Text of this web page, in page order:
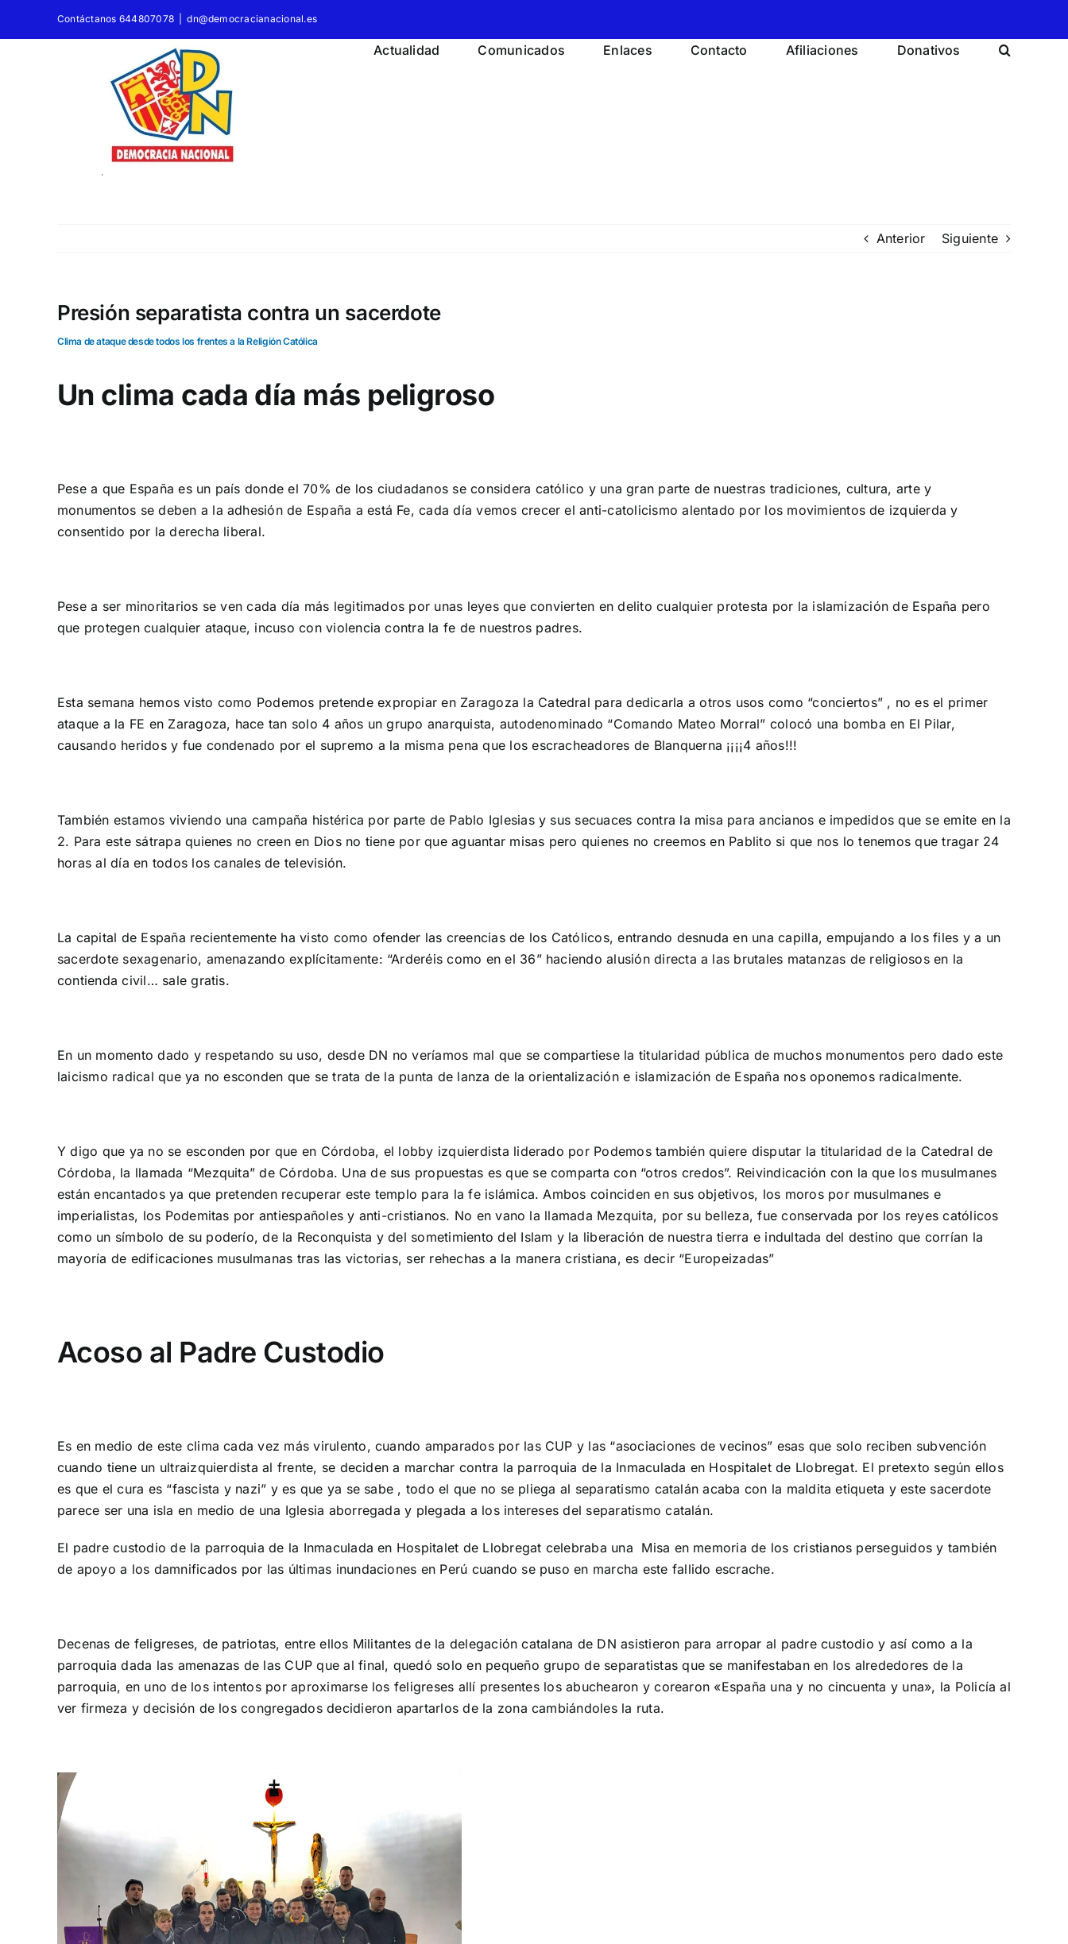
Contáctanos 644807078 dn@democracianacional.es
Actualidad Comunicados Enlaces Contacto Afiliaciones Donativos
Anterior Siguiente
Presión separatista contra un sacerdote
Clima de ataque desde todos los frentes a la Religión Católica
Un clima cada día más peligroso
Pese a que España es un país donde el 70% de los ciudadanos se considera católico y una gran parte de nuestras tradiciones, cultura, arte y
monumentos se deben a la adhesión de España a está Fe, cada día vemos crecer el anti-catolicismo alentado por los movimientos de izquierda y
consentido por la derecha liberal.
Pese a ser minoritarios se ven cada día más legitimados por unas leyes que convierten en delito cualquier protesta por la islamización de España pero
que protegen cualquier ataque, incuso con violencia contra la fe de nuestros padres.
Esta semana hemos visto como Podemos pretende expropiar en Zaragoza la Catedral para dedicarla a otros usos como “conciertos” , no es el primer
ataque a la FE en Zaragoza, hace tan solo 4 años un grupo anarquista, autodenominado “Comando Mateo Morral” colocó una bomba en El Pilar,
causando heridos y fue condenado por el supremo a la misma pena que los escracheadores de Blanquerna ¡¡¡¡4 años!!!
También estamos viviendo una campaña histérica por parte de Pablo Iglesias y sus secuaces contra la misa para ancianos e impedidos que se emite en la
2. Para este sátrapa quienes no creen en Dios no tiene por que aguantar misas pero quienes no creemos en Pablito si que nos lo tenemos que tragar 24
horas al día en todos los canales de televisión.
La capital de España recientemente ha visto como ofender las creencias de los Católicos, entrando desnuda en una capilla, empujando a los files y a un
sacerdote sexagenario, amenazando explícitamente: “Arderéis como en el 36” haciendo alusión directa a las brutales matanzas de religiosos en la
contienda civil… sale gratis.
En un momento dado y respetando su uso, desde DN no veríamos mal que se compartiese la titularidad pública de muchos monumentos pero dado este
laicismo radical que ya no esconden que se trata de la punta de lanza de la orientalización e islamización de España nos oponemos radicalmente.
Y digo que ya no se esconden por que en Córdoba, el lobby izquierdista liderado por Podemos también quiere disputar la titularidad de la Catedral de
Córdoba, la llamada “Mezquita” de Córdoba. Una de sus propuestas es que se comparta con “otros credos”. Reivindicación con la que los musulmanes
están encantados ya que pretenden recuperar este templo para la fe islámica. Ambos coinciden en sus objetivos, los moros por musulmanes e
imperialistas, los Podemitas por antiespañoles y anti-cristianos. No en vano la llamada Mezquita, por su belleza, fue conservada por los reyes católicos
como un símbolo de su poderío, de la Reconquista y del sometimiento del Islam y la liberación de nuestra tierra e indultada del destino que corrían la
mayoría de edificaciones musulmanas tras las victorias, ser rehechas a la manera cristiana, es decir “Europeizadas”
Acoso al Padre Custodio
Es en medio de este clima cada vez más virulento, cuando amparados por las CUP y las “asociaciones de vecinos” esas que solo reciben subvención
cuando tiene un ultraizquierdista al frente, se deciden a marchar contra la parroquia de la Inmaculada en Hospitalet de Llobregat. El pretexto según ellos
es que el cura es “fascista y nazi” y es que ya se sabe , todo el que no se pliega al separatismo catalán acaba con la maldita etiqueta y este sacerdote
parece ser una isla en medio de una Iglesia aborregada y plegada a los intereses del separatismo catalán.
El padre custodio de la parroquia de la Inmaculada en Hospitalet de Llobregat celebraba una Misa en memoria de los cristianos perseguidos y también
de apoyo a los damnificados por las últimas inundaciones en Perú cuando se puso en marcha este fallido escrache.
Decenas de feligreses, de patriotas, entre ellos Militantes de la delegación catalana de DN asistieron para arropar al padre custodio y así como a la
parroquia dada las amenazas de las CUP que al final, quedó solo en pequeño grupo de separatistas que se manifestaban en los alrededores de la
parroquia, en uno de los intentos por aproximarse los feligreses allí presentes los abuchearon y corearon «España una y no cincuenta y una», la Policía al
ver firmeza y decisión de los congregados decidieron apartarlos de la zona cambiándoles la ruta.